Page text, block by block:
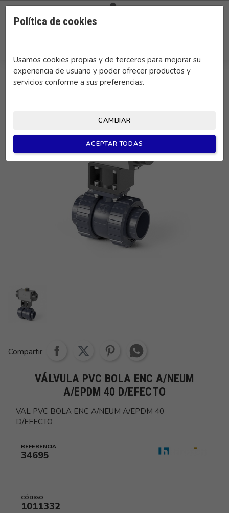
Política de cookies
Usamos cookies propias y de terceros para mejorar su
experiencia de usuario y poder ofrecer productos y
servicios conforme a sus preferencias.
CAMBIAR
ACEPTAR TODAS
Compartir
VÁLVULA PVC BOLA ENC A/NEUM
A/EPDM 40 D/EFECTO
VAL PVC BOLA ENC A/NEUM A/EPDM 40
D/EFECTO
REFERENCIA
34695
CÓDIGO
1011332